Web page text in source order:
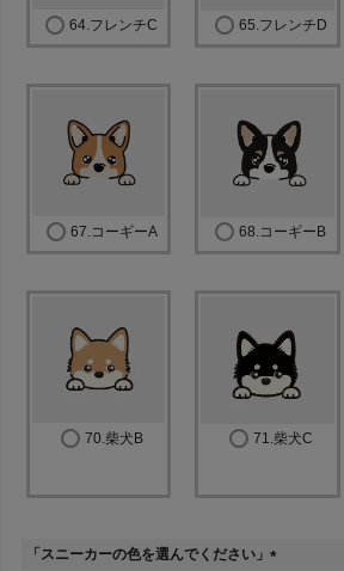
64.フレンチC 65.フレンチD
67.コーギーA 68.コーギーB
70.柴犬B 71.柴犬C
「スニーカーの色を選んでください」